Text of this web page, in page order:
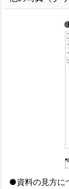
●資料の見方に